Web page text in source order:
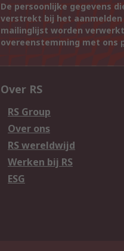
De persoonlijke gegevens
verstrekt bij het aanmelden
mailinglijst worden
overeenstemming met ons
Over RS
RS Group
Over ons
RS wereldwijd
Werken bij RS
ESG